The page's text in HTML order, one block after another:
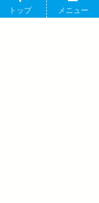
る下剋上内定 4(完)巻
トップ メニュー